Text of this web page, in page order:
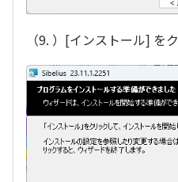
（9. ）[インストール] を